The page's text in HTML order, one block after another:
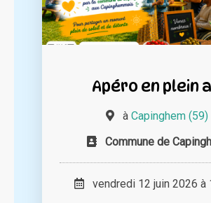
Apéro en plein
à Capinghem (59)
Commune de
vendredi 12 juin 2026 à